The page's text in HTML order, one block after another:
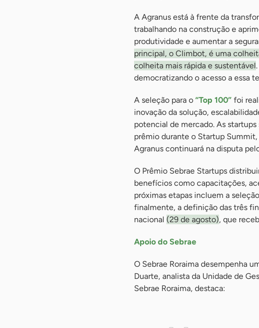
A Agranus está à frente da
trabalhando na construção e
produtividade e aumentar a
principal, o Climbot, é uma
colheita mais rápida e sustentável
democratizando o acesso a essa
A seleção para o “Top 100” foi
inovação da solução,
potencial de mercado. As
prêmio durante o Startup
Agranus continuará na disputa
O Prêmio Sebrae Startups
benefícios como capacitações,
próximas etapas incluem a
finalmente, a definição das três
nacional (29 de agosto), que
Apoio do Sebrae
O Sebrae Roraima desempenha
Duarte, analista da Unidade de
Sebrae Roraima, destaca: